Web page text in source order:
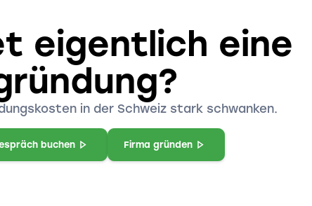
eigentlich eine
in der Schweiz stark schwanken.
buchen Firma gründen